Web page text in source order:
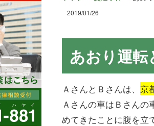
2019/01/26
あおり運
ＡさんとＢさんは、 京
Ａさんの車はＢさん
めてきたことに腹を立